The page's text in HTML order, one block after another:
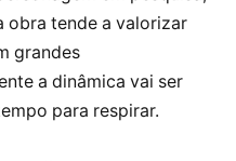
obra tende a valorizar
grandes
a dinâmica vai ser
para respirar.